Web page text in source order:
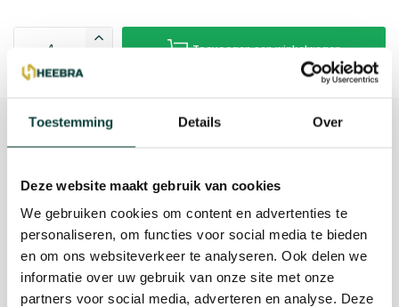
Toestemming Details Over
Deze website maakt gebruik van cookies
We gebruiken cookies om content en advertenties te
personaliseren, om functies voor social media te bieden
en om ons websiteverkeer te analyseren. Ook delen we
informatie over uw gebruik van onze site met onze
partners voor social media, adverteren en analyse. Deze
Toevoegen aan winkelwagen
Beschrijving
Kunnen we je helpen?
085-2121757